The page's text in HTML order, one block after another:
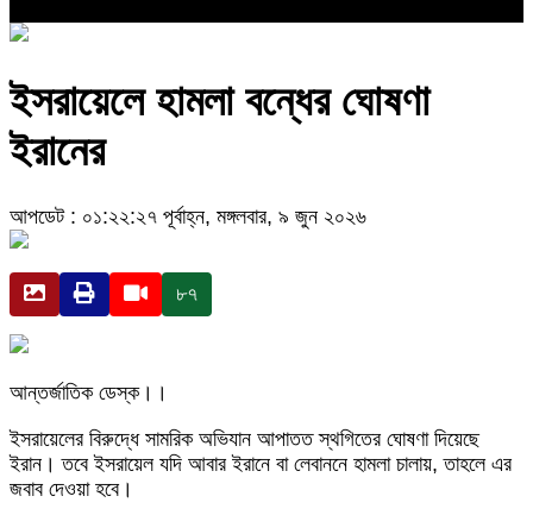
ইসরায়েলে হামলা বন্ধের ঘোষণা
ইরানের
আপডেট : ০১:২২:২৭ পূর্বাহ্ন, মঙ্গলবার, ৯ জুন ২০২৬
৮৭
আন্তর্জাতিক ডেস্ক।।
ইসরায়েলের বিরুদ্ধে সামরিক অভিযান আপাতত স্থগিতের ঘোষণা দিয়েছে
ইরান। তবে ইসরায়েল যদি আবার ইরানে বা লেবাননে হামলা চালায়, তাহলে এর
জবাব দেওয়া হবে।